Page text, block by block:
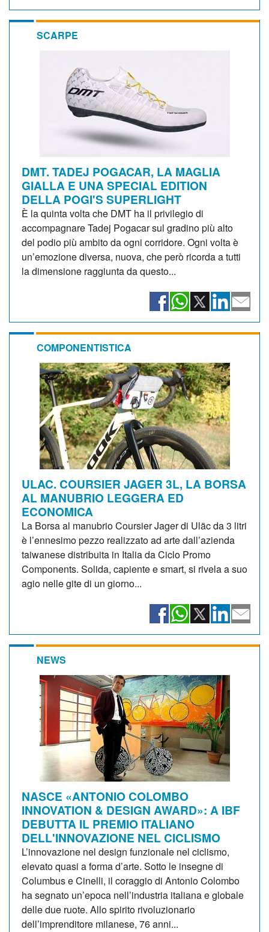
SCARPE
DMT. TADEJ POGACAR, LA MAGLIA
GIALLA E UNA SPECIAL EDITION
DELLA POGI'S SUPERLIGHT
È la quinta volta che DMT ha il privilegio di
accompagnare Tadej Pogacar sul gradino più alto
del podio più ambito da ogni corridore. Ogni volta è
un’emozione diversa, nuova, che però ricorda a tutti
la dimensione raggiunta da questo...
COMPONENTISTICA
ULAC. COURSIER JAGER 3L, LA BORSA
AL MANUBRIO LEGGERA ED
ECONOMICA
La Borsa al manubrio Coursier Jager di Uläc da 3 litri
è l’ennesimo pezzo realizzato ad arte dall’azienda
taiwanese distribuita in Italia da Ciclo Promo
Components. Solida, capiente e smart, si rivela a suo
agio nelle gite di un giorno...
NEWS
NASCE «ANTONIO COLOMBO
INNOVATION & DESIGN AWARD»: A IBF
DEBUTTA IL PREMIO ITALIANO
DELL'INNOVAZIONE NEL CICLISMO
L’innovazione nel design funzionale nel ciclismo,
elevato quasi a forma d’arte. Sotto le insegne di
Columbus e Cinelli, il coraggio di Antonio Colombo
ha segnato un’epoca nell’industria italiana e globale
delle due ruote. Allo spirito rivoluzionario
dell’imprenditore milanese, 76 anni...